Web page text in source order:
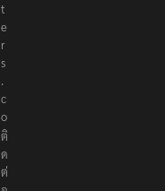
t
e
r
s
.
c
o
ติ
ด
ต่